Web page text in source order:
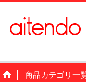
商品カテゴリ一